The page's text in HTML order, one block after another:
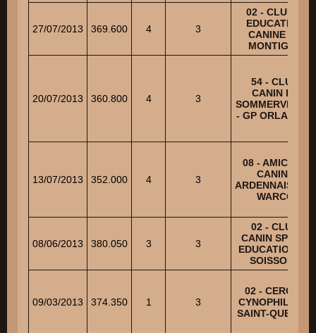
27/07/2013 369.600 4 3
02 - CLUB D
EDUCATION
CANINE DE
MONTIGNY
20/07/2013 360.800 4 3
54 - CLUB
CANIN DE
SOMMERVILLER
- GP ORLANDINI
13/07/2013 352.000 4 3
08 - AMICALE
CANINE
ARDENNAISE DE
WARCQ
08/06/2013 380.050 3 3
02 - CLUB
CANIN SPORT
EDUCATION DE
SOISSONS
09/03/2013 374.350 1 3
02 - CERCLE
CYNOPHILE DE
SAINT-QUENTIN